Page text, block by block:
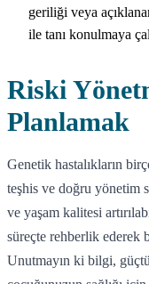
geriliği veya
ile tanı konulmaya
Riski
Planlamak
Genetik hastalıkların
teşhis ve doğru yönetim
ve yaşam kalitesi
süreçte rehberlik ederek
Unutmayın ki bilgi,